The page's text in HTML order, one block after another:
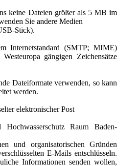
keine Dateien größer als 5 MB im
Sie andere Medien
Stick).
Internetstandard (SMTP; MIME)
gängigen Zeichensätze
Dateiformate verwenden, so kann
werden.
elektronischer Post
Hochwasserschutz Raum Baden-
und organisatorischen Gründen
E-Mails entschlüsseln.
Informationen senden wollen,